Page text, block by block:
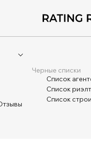
Черные списки
Список
Список
Список